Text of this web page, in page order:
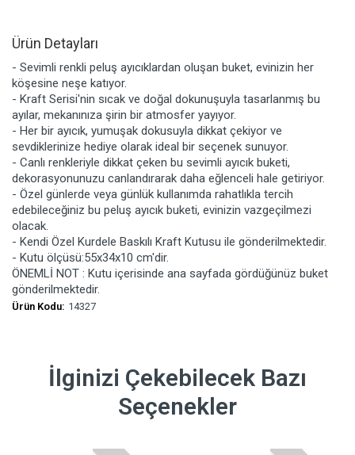
Ürün Detayları
- Sevimli renkli peluş ayıcıklardan oluşan buket, evinizin her
köşesine neşe katıyor.
- Kraft Serisi'nin sıcak ve doğal dokunuşuyla tasarlanmış bu
ayılar, mekanınıza şirin bir atmosfer yayıyor.
- Her bir ayıcık, yumuşak dokusuyla dikkat çekiyor ve
sevdiklerinize hediye olarak ideal bir seçenek sunuyor.
- Canlı renkleriyle dikkat çeken bu sevimli ayıcık buketi,
dekorasyonunuzu canlandırarak daha eğlenceli hale getiriyor.
- Özel günlerde veya günlük kullanımda rahatlıkla tercih
edebileceğiniz bu peluş ayıcık buketi, evinizin vazgeçilmezi
olacak.
- Kendi Özel Kurdele Baskılı Kraft Kutusu ile gönderilmektedir.
- Kutu ölçüsü:55x34x10 cm'dir.
ÖNEMLİ NOT : Kutu içerisinde ana sayfada gördüğünüz buket
gönderilmektedir.
Ürün Kodu: 14327
İlginizi Çekebilecek Bazı
Seçenekler